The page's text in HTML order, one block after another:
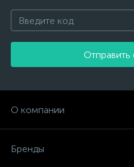
О компании
Бренды